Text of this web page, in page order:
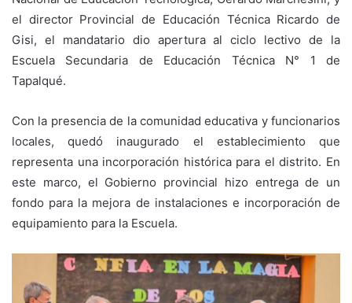
el director Provincial de Educación Técnica Ricardo de
Gisi, el mandatario dio apertura al ciclo lectivo de la
Escuela Secundaria de Educación Técnica N° 1 de
Tapalqué.
Con la presencia de la comunidad educativa y funcionarios
locales, quedó inaugurado el establecimiento que
representa una incorporación histórica para el distrito. En
este marco, el Gobierno provincial hizo entrega de un
fondo para la mejora de instalaciones e incorporación de
equipamiento para la Escuela.